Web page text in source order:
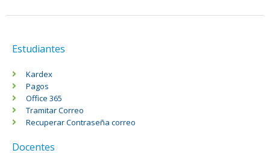
Estudiantes
Kardex
Pagos
Office 365
Tramitar Correo
Recuperar Contraseña correo
Docentes